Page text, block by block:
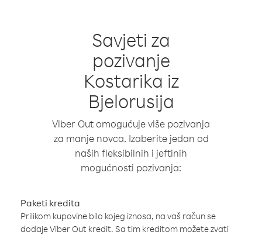
Savjeti za
pozivanje
Kostarika iz
Bjelorusija
Viber Out omogućuje više pozivanja
za manje novca. Izaberite jedan od
naših fleksibilnih i jeftinih
mogućnosti pozivanja:
Paketi kredita
Prilikom kupovine bilo kojeg iznosa, na vaš račun se
dodaje Viber Out kredit. Sa tim kreditom možete zvati